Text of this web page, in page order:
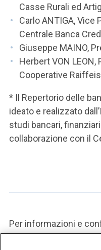
Casse Rurali ed
Carlo ANTIGA, Vice
Centrale Banca
Giuseppe MAINO,
Herbert VON
Cooperative
* Il Repertorio delle
ideato e realizzato
studi bancari,
collaborazione con il
Per informazioni e
scrivere a: